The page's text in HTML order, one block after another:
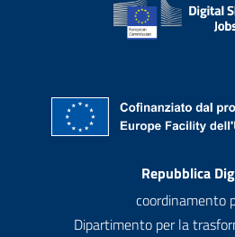
Repubblica
coordinamento
Dipartimento per la